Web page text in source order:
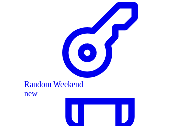
Random Weekend
new